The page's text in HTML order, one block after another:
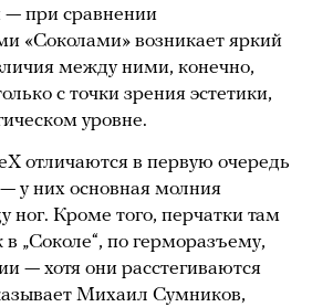
— при сравнении
«Соколами» возникает яркий
между ними, конечно,
с точки зрения эстетики,
уровне.
отличаются в первую очередь
у них основная молния
ног. Кроме того, перчатки там
„Соколе“, по герморазъему,
— хотя они расстегиваются
Михаил Сумников,